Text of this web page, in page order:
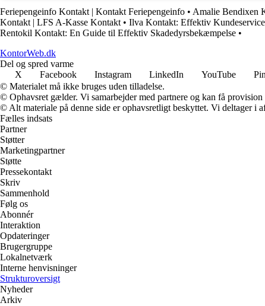
Feriepengeinfo Kontakt | Kontakt Feriepengeinfo • Amalie Bendixen
Kontakt | LFS A-Kasse Kontakt • Ilva Kontakt: Effektiv
Rentokil Kontakt: En Guide til Effektiv Skadedyrsbekæmpelse •
KontorWeb.dk
Del og spred varme
X
Facebook Instagram LinkedIn YouTube
© Materialet må ikke bruges uden tilladelse.
© Ophavsret gælder. Vi samarbejder med partnere og kan få
© Alt materiale på denne side er ophavsretligt beskyttet. Vi deltager i
Fælles indsats
Partner
Støtter
Marketingpartner
Støtte
Pressekontakt
Skriv
Sammenhold
Følg os
Abonnér
Interaktion
Opdateringer
Brugergruppe
Lokalnetværk
Interne henvisninger
Strukturoversigt
Nyheder
Arkiv